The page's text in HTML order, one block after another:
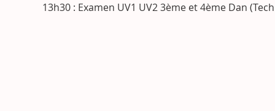
13h30 : Examen UV1 UV2 3ème et 4ème Dan